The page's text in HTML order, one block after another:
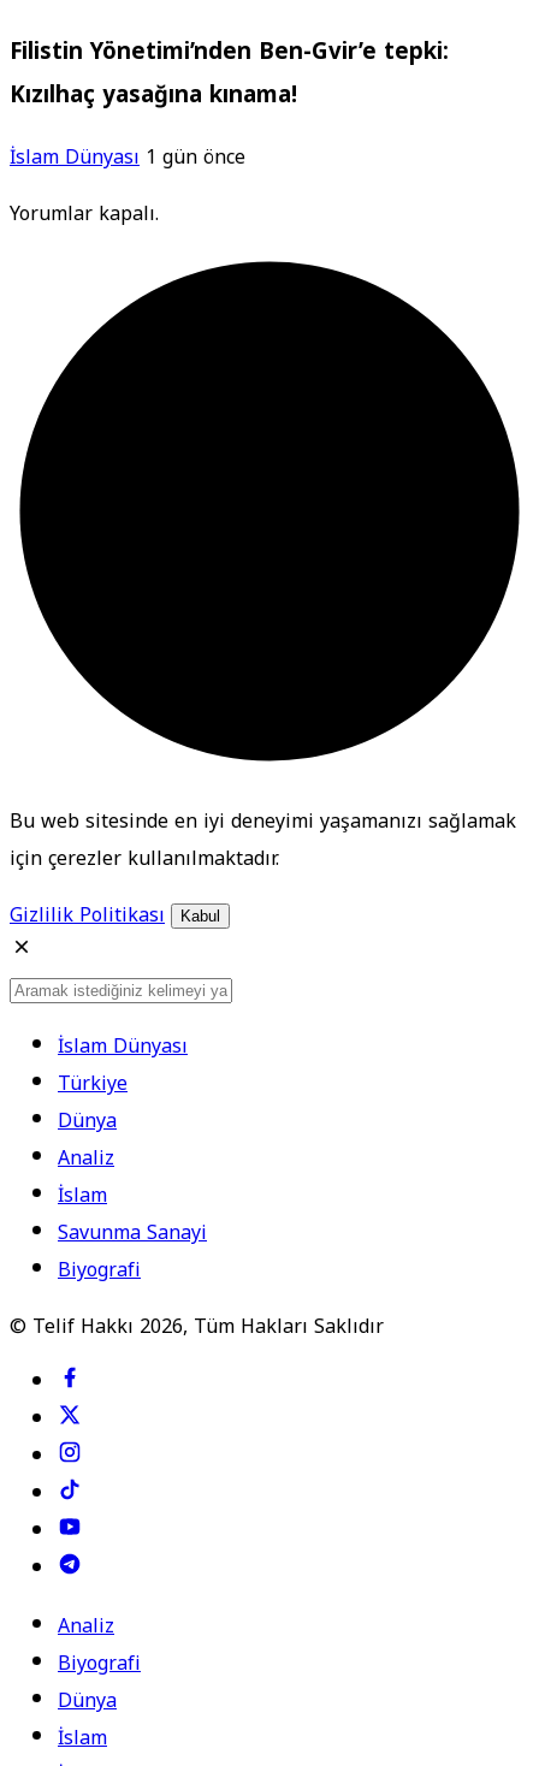
Filistin Yönetimi’nden Ben-Gvir’e tepki:
Kızılhaç yasağına kınama!
İslam Dünyası 1 gün önce
Yorumlar kapalı.
Bu web sitesinde en iyi deneyimi yaşamanızı sağlamak
için çerezler kullanılmaktadır.
Gizlilik Politikası
Kabul
İslam Dünyası
Türkiye
Dünya
Analiz
İslam
Savunma Sanayi
Biyografi
© Telif Hakkı 2026, Tüm Hakları Saklıdır
Analiz
Biyografi
Dünya
İslam